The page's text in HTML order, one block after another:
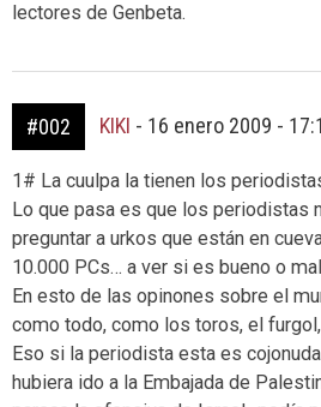
lectores de Genbeta.
#002 KIKI - 16 enero 2009 -
1# La cuulpa la tienen los
Lo que pasa es que los periodistas
preguntar a urkos que están en
10.000 PCs… a ver si es bueno o
En esto de las opinones sobre el
como todo, como los toros, el
Eso si la periodista esta es
hubiera ido a la Embajada de